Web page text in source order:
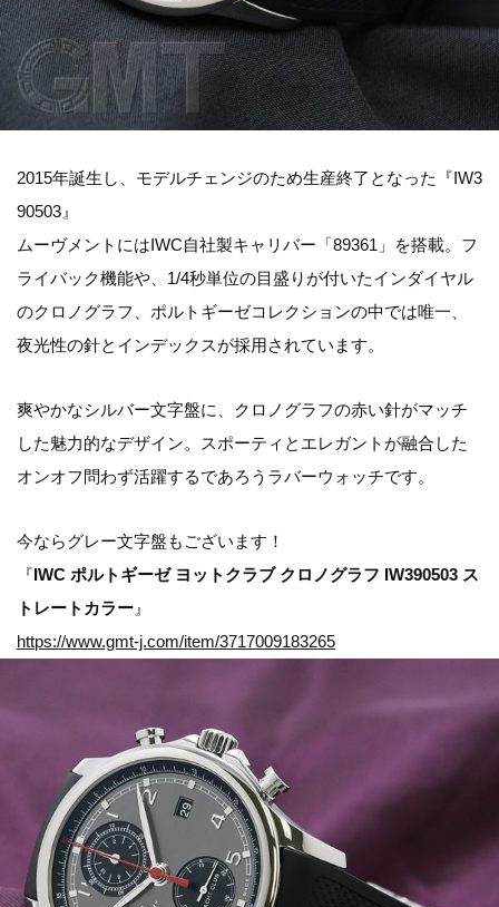
2015年誕生し、モデルチェンジのため生産終了となった『IW3
90503』
ムーヴメントにはIWC自社製キャリバー「89361」を搭載。フ
ライバック機能や、1/4秒単位の目盛りが付いたインダイヤル
のクロノグラフ、ポルトギーゼコレクションの中では唯一、
夜光性の針とインデックスが採用されています。
爽やかなシルバー文字盤に、クロノグラフの赤い針がマッチ
した魅力的なデザイン。スポーティとエレガントが融合した
オンオフ問わず活躍するであろうラバーウォッチです。
今ならグレー文字盤もございます！
『IWC ポルトギーゼ ヨットクラブ クロノグラフ IW390503 ス
トレートカラー 』
https://www.gmt-j.com/item/3717009183265